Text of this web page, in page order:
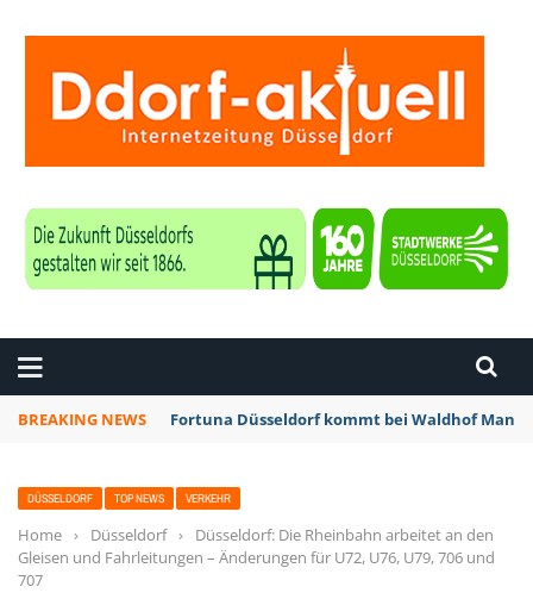
BREAKING NEWS Fortuna Düsseldorf kommt bei Waldhof
DÜSSELDORF TOP NEWS VERKEHR
Home › Düsseldorf ›
Düsseldorf: Die Rheinbahn arbeitet an den
Gleisen und Fahrleitungen – Änderungen für U72, U76, U79, 706 und
707